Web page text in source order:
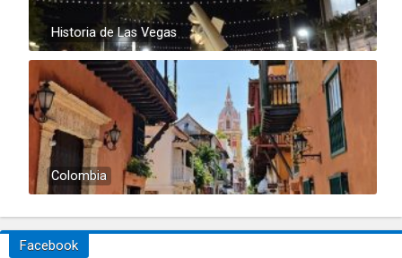
Historia de Las Vegas
Colombia
Facebook